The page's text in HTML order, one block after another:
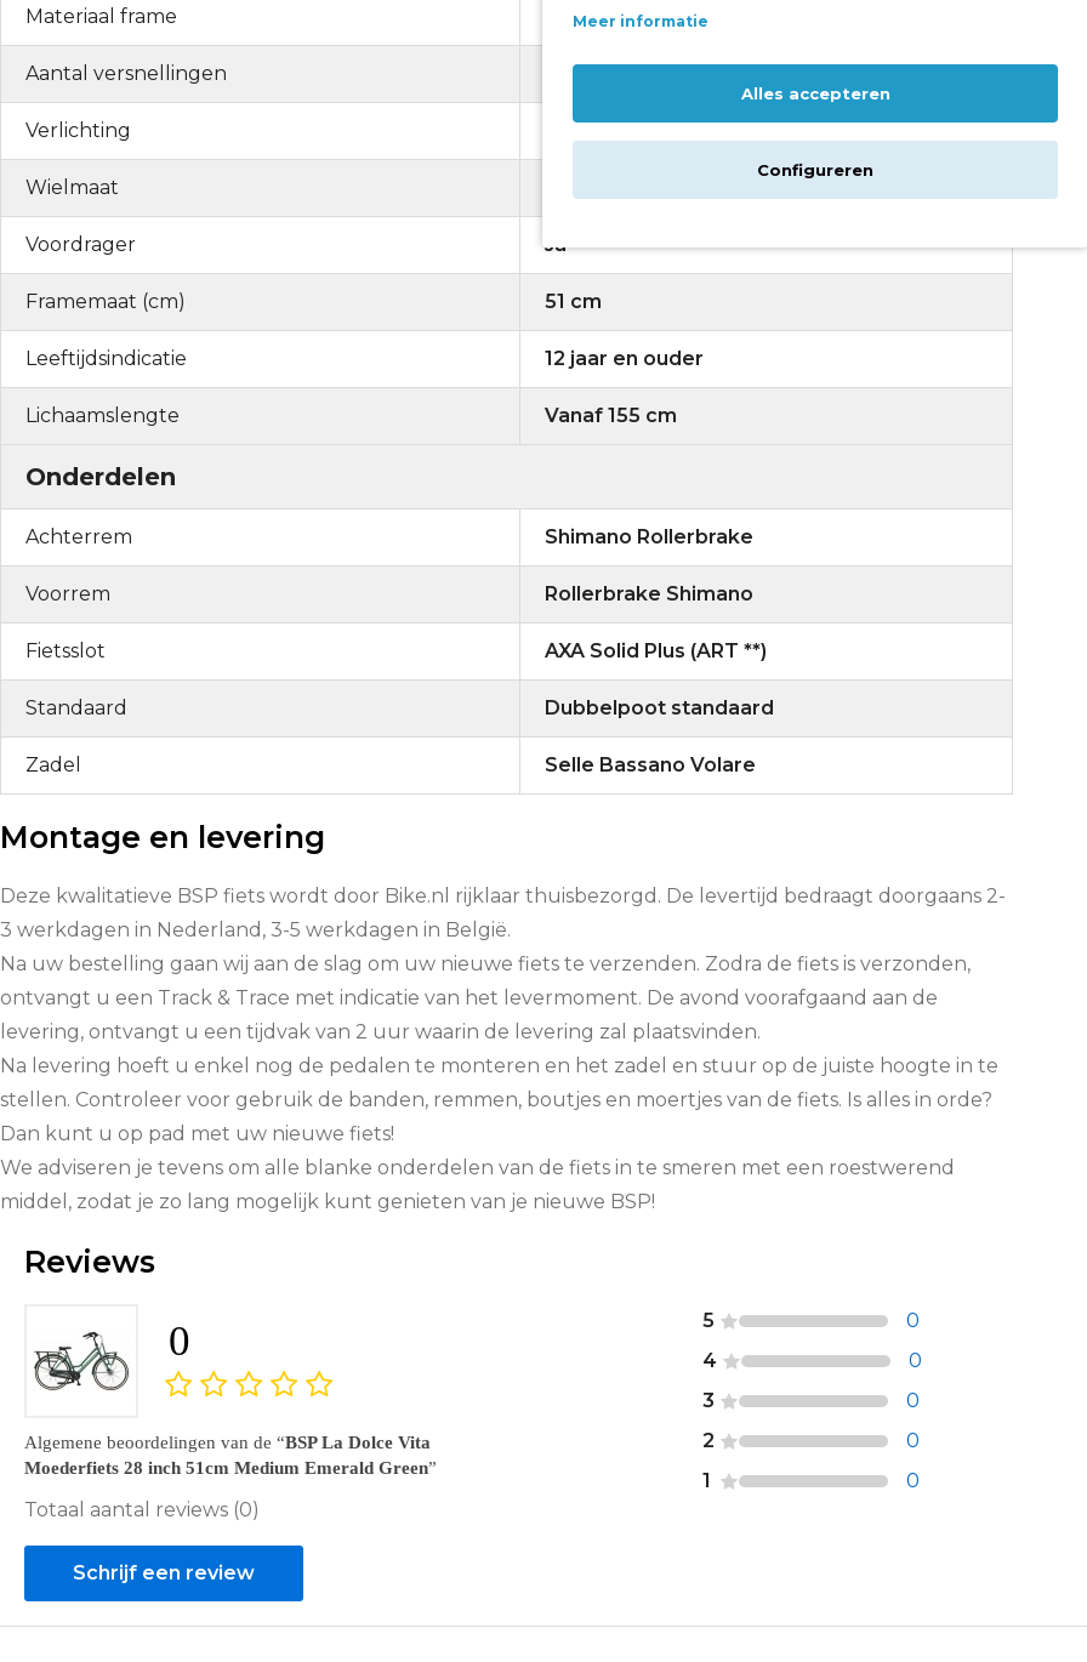
Materiaal frame Aluminium
Aantal versnellingen 7 versnellingen
Verlichting LED
Wielmaat
Voordrager Ja
Framemaat (cm) 51 cm
Leeftijdsindicatie 12 jaar en ouder
Lichaamslengte Vanaf 155 cm
Onderdelen
Achterrem Shimano Rollerbrake
Voorrem Rollerbrake Shimano
Fietsslot AXA Solid Plus (ART **)
Standaard Dubbelpoot standaard
Zadel Selle Bassano Volare
Montage en levering
Deze kwalitatieve BSP fiets wordt door Bike.nl rijklaar thuisbezorgd. De levertijd bedraagt doorgaans 2-
3 werkdagen in Nederland, 3-5 werkdagen in België.
Na uw bestelling gaan wij aan de slag om uw nieuwe fiets te verzenden. Zodra de fiets is verzonden,
ontvangt u een Track & Trace met indicatie van het levermoment. De avond voorafgaand aan de
levering, ontvangt u een tijdvak van 2 uur waarin de levering zal plaatsvinden.
Na levering hoeft u enkel nog de pedalen te monteren en het zadel en stuur op de juiste hoogte in te
stellen. Controleer voor gebruik de banden, remmen, boutjes en moertjes van de fiets. Is alles in orde?
Dan kunt u op pad met uw nieuwe fiets!
We adviseren je tevens om alle blanke onderdelen van de fiets in te smeren met een roestwerend
middel, zodat je zo lang mogelijk kunt genieten van je nieuwe BSP!
Reviews
0
Algemene beoordelingen van de
BSP La Dolce Vita
Moederfiets 28 inch 51cm Medium Emerald Green
Totaal aantal reviews (0)
5
0
4
0
3
0
2
0
1
0
Schrijf een review
Meer informatie
Alles accepteren
Configureren